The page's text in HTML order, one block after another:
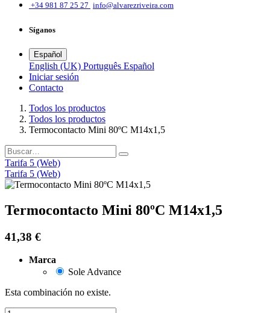
+34 981 87 25 27 info@alvarezriveira.com
Síganos
Español
English (UK) Português Español
Iniciar sesión
​Contacto
Todos los productos
Todos los productos
Termocontacto Mini 80ºC M14x1,5
Tarifa 5 (Web)
Tarifa 5 (Web)
Termocontacto Mini 80ºC M14x1,5
41,38 €
Marca
Sole Advance
Esta combinación no existe.